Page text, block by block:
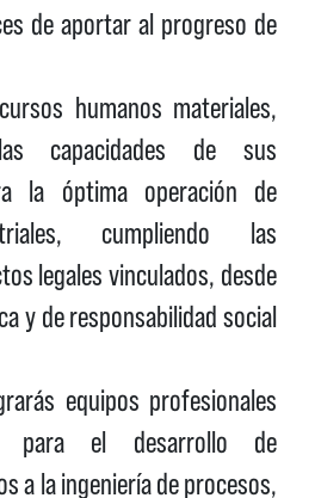
de aportar al progreso de
humanos materiales,
capacidades de sus
la óptima operación de
cumpliendo las
legales vinculados, desde
y de responsabilidad social
equipos profesionales
para el desarrollo de
a la ingeniería de procesos,